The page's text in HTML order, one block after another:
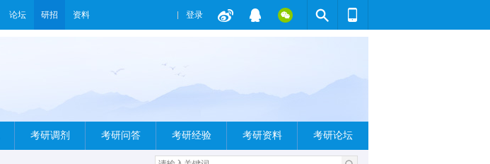
论坛 研招 资料 登录
考研调剂 考研问答 考研经验 考研资料 考研论坛